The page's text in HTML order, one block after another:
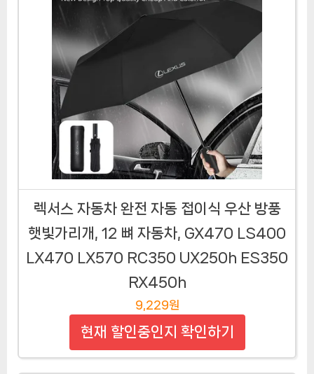
렉서스 자동차 완전 자동 접이식 우산 방풍
햇빛가리개, 12 뼈 자동차, GX470 LS400
LX470 LX570 RC350 UX250h ES350
RX450h
9,229원
현재 할인중인지 확인하기